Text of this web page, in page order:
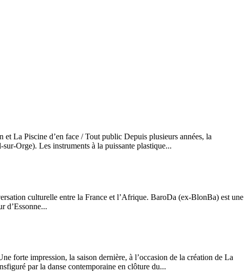
La Piscine d’en face / Tout public Depuis plusieurs années, la
Orge). Les instruments à la puissante plastique...
culturelle entre la France et l’Afrique. BaroDa (ex-BlonBa) est une
d’Essonne...
impression, la saison dernière, à l’occasion de la création de La
par la danse contemporaine en clôture du...